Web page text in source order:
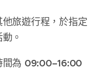
旅遊行程，於指定
。
間為 09:00–16:00